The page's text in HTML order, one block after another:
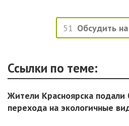
51 Обсудить
Ссылки по теме:
Жители Красноярска подали
перехода на экологичные